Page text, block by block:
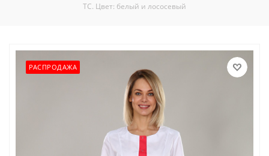
ТС. Цвет: белый и лососевый
РАСПРОДАЖА